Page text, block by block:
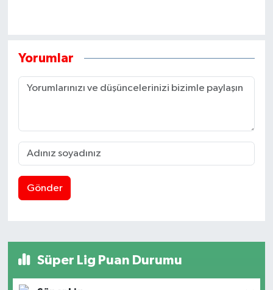
Yorumlar
Gönder
Süper Lig Puan Durumu